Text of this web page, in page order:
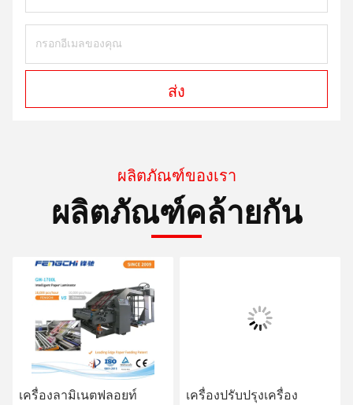
ส่ง
ผลิตภัณฑ์ของเรา
ผลิตภัณฑ์คล้ายกัน
เครื่องลามิเนตฟลอยท์
เครื่องปรับปรุงเครื่อง